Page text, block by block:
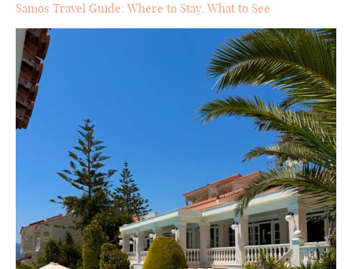
Samos Travel Guide: Where to Stay, What to See